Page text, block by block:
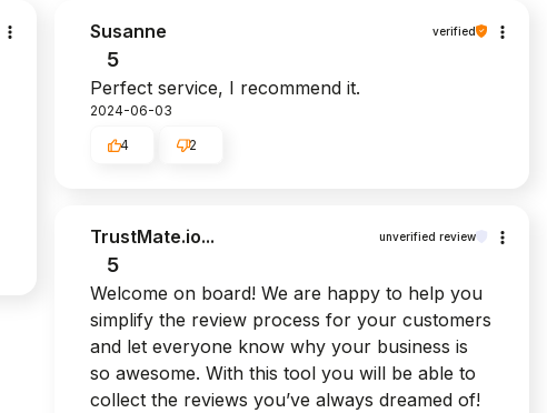
Susanne verified
5
Perfect service, I recommend it.
2024-06-03
4 2
TrustMate.io... unverified review
5
Welcome on board! We are happy to help you
simplify the review process for your customers
and let everyone know why your business is
so awesome. With this tool you will be able to
collect the reviews you’ve always dreamed of!